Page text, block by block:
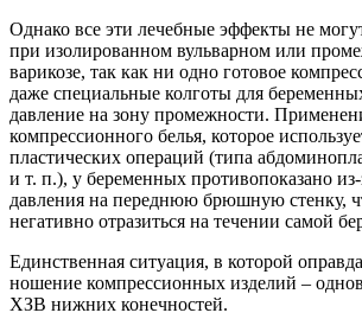
Однако все эти лечебные эффекты не
при изолированном вульварном или
варикозе, так как ни одно готовое
даже специальные колготы для
давление на зону промежности.
компрессионного белья, которое
пластических операций (типа
и т. п.), у беременных противопоказано
давления на переднюю брюшную стенку,
негативно отразиться на течении самой
Единственная ситуация, в которой
ношение компрессионных изделий –
ХЗВ нижних конечностей.